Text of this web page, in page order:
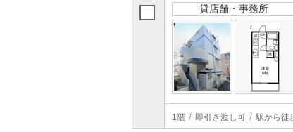
貸店舗・事務所
1階 即引き渡し可 駅から徒